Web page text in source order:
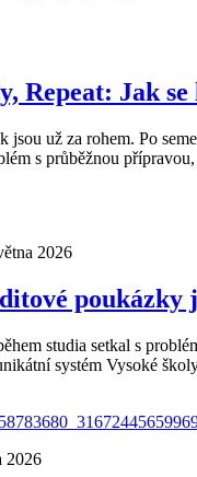
Repeat: Jak
jsou už za rohem. Po
s průběžnou
2026
poukázky
studia setkal s
systém Vysoké
2026